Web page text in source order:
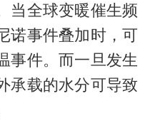
当全球变暖催生频
诺事件叠加时，可
事件。而一旦发生
承载的水分可导致